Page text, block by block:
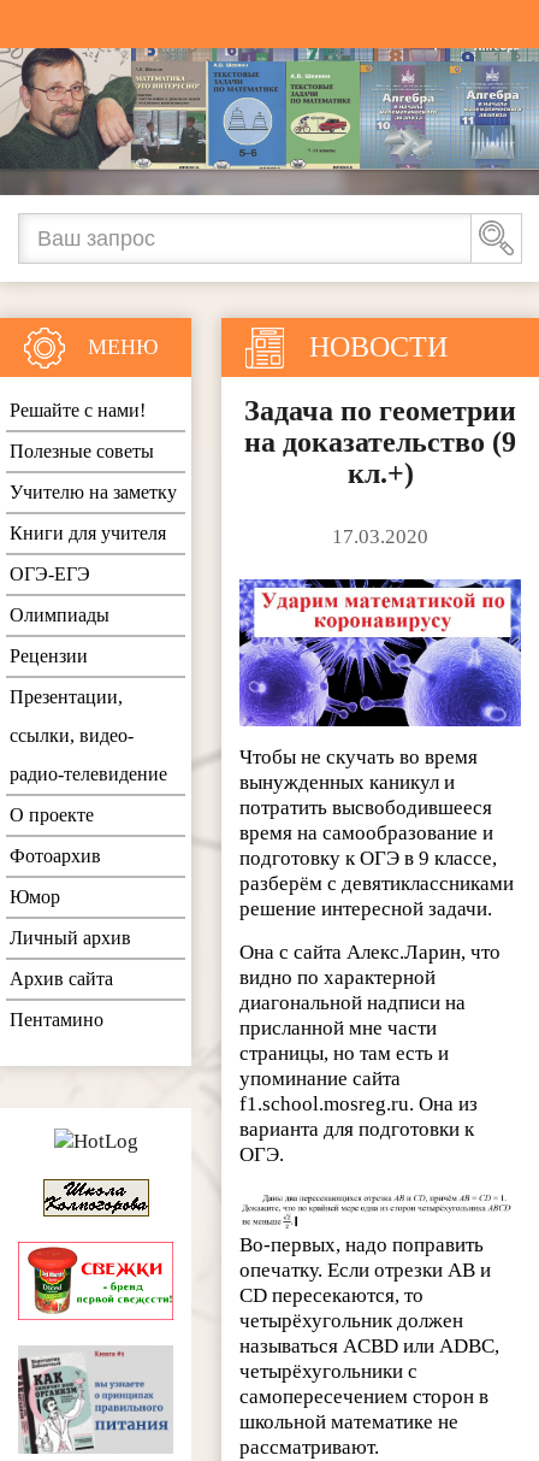
НОВОСТИ
Задача по геометрии
на доказательство (9
кл.+)
17.03.2020
Чтобы не скучать во время
вынужденных каникул и
потратить высвободившееся
время на самообразование и
подготовку к ОГЭ в 9 классе,
разберём с девятиклассниками
решение интересной задачи.
Она с сайта Алекс.Ларин, что
видно по характерной
диагональной надписи на
присланной мне части
страницы, но там есть и
упоминание сайта
f1.school.mosreg.ru. Она из
варианта для подготовки к
ОГЭ.
Во-первых, надо поправить
опечатку. Если отрезкиAB и
CD пересекаются, то
четырёхугольник должен
называтьсяACBD илиADBC,
четырёхугольники с
самопересечением сторон в
школьной математике не
рассматривают.
МЕНЮ
Решайте с нами!
Полезные советы
Учителю на заметку
Книги для учителя
ОГЭ-ЕГЭ
Олимпиады
Рецензии
Презентации,
ссылки, видео-
радио-телевидение
О проекте
Фотоархив
Юмор
Личный архив
Архив сайта
Пентамино